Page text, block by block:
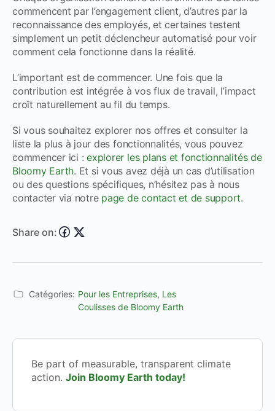
commencent par l’engagement client, d’autres par la
reconnaissance des employés, et certaines testent
simplement un petit déclencheur automatisé pour voir
comment cela fonctionne dans la réalité.
L’important est de commencer. Une fois que la
contribution est intégrée à vos flux de travail, l’impact
croît naturellement au fil du temps.
Si vous souhaitez explorer nos offres et consulter la
liste la plus à jour des fonctionnalités, vous pouvez
commencer ici :explorer les plans et fonctionnalités de
Bloomy Earth. Et si vous avez déjà un cas d’utilisation
ou des questions spécifiques, n’hésitez pas à nous
contacter via notre page de contact et de support.
Share on:
Catégories: Pour les Entreprises, Les
Coulisses de Bloomy Earth
Be part of measurable, transparent climate
action. Join Bloomy Earth today!